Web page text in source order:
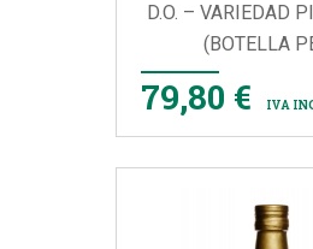
D.O. – VARIEDAD
(BOTELLA
79,80 € IVA